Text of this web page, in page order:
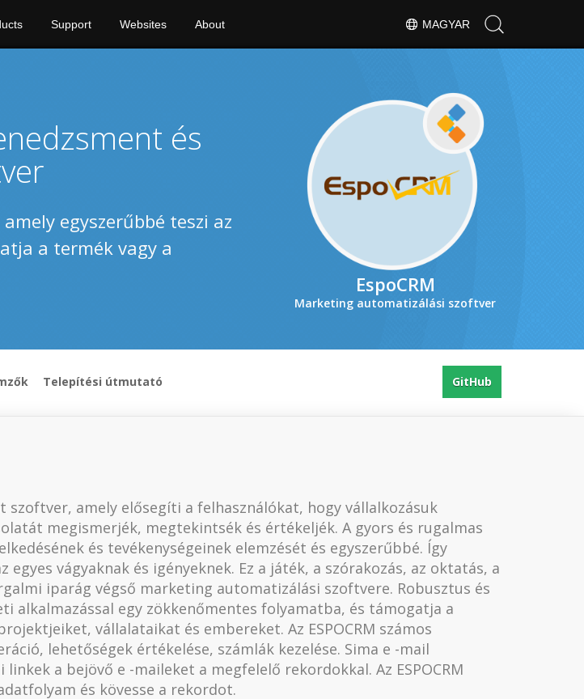
MAGYAR
Support Websites About
EspoCRM
Marketing automatizálási szoftver
és
egyszerűbbé teszi az
a termék vagy a
Telepítési útmutató GitHub
szoftver, amely elősegíti a felhasználókat, hogy vállalkozásuk
megismerjék, megtekintsék és értékeljék. A gyors és rugalmas
és tevékenységeinek elemzését és egyszerűbbé. Így
vágyaknak és igényeknek. Ez a játék, a szórakozás, az oktatás, a
iparág végső marketing automatizálási szoftvere. Robusztus és
egy zökkenőmentes folyamatba, és támogatja a
vállalataikat és embereket. Az ESPOCRM számos
lehetőségek értékelése, számlák kezelése. Sima e -mail
a bejövő e -maileket a megfelelő rekordokkal. Az ESPOCRM
és kövesse a rekordot.